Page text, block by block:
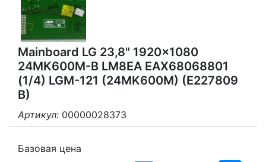
Mainboard LG 23,8" 1920x1080
24MK600M-B LM8EA EAX68068801
(1/4) LGM-121 (24MK600M) (E227809
B)
Артикул: 00000028373
Базовая цена
3